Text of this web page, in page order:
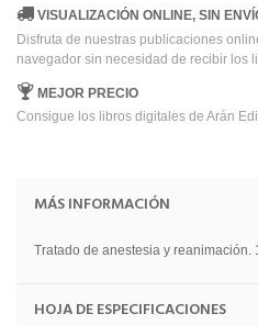
VISUALIZACIÓN ONLINE, SIN
Disfruta de nuestras publicaciones
navegador sin necesidad de recibir los
MEJOR PRECIO
Consigue los libros digitales de Arán
MÁS INFORMACIÓN
Tratado de anestesia y reanimación.
HOJA DE ESPECIFICACIONES